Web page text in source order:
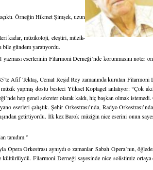
Örneğin Hikmet Şimşek, uzun
kadar, müzikoloji, eleştiri, müzik-
bile gündem yaratıyordu.
eserlerinin Filarmoni Derneği’nde korunmasını noter
Afif Tektaş, Cemal Reşid Rey zamanında kurulan Filarmoni
yapmış dostu besteci Yüksel Koptagel anlatıyor: “Çok
hep genel sekreter olarak kaldı, hiç başkan olmak
eserleri çalıştık. Şehir Orkestrası’nda, Radyo
getirtiyordu. İlk kez Barok müziğin nice eserini onun
tanıdım.”
Orkestrası aynıydı o zamanlar. Sabah Opera’nın,
Filarmoni Derneği sayesinde nice solistimiz ortaya